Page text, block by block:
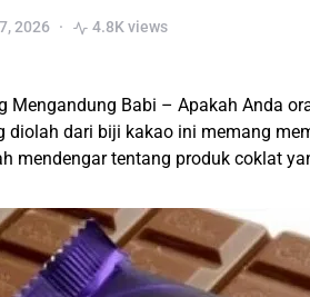
2026 4.8K views
Mengandung Babi – Apakah Anda
diolah dari biji kakao ini memang
mendengar tentang produk coklat